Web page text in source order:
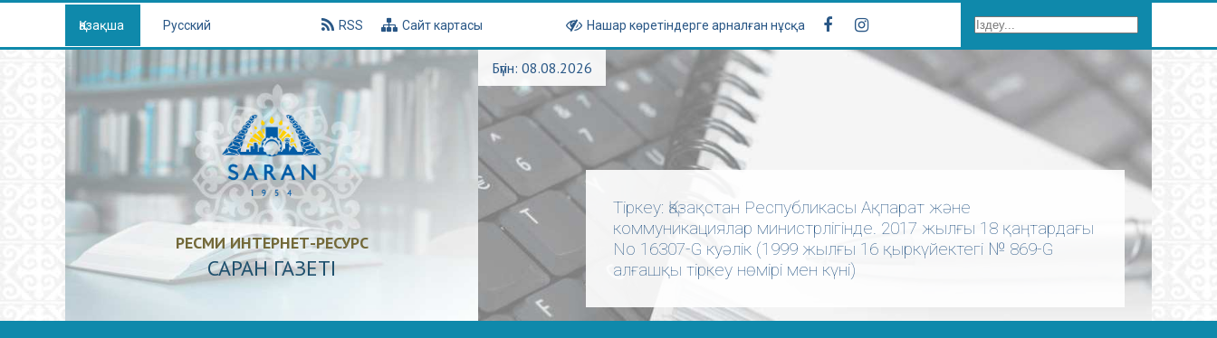
Қазақша Русский RSS Сайт картасы Нашар көретіндерге арналған нұсқа
РЕСМИ ИНТЕРНЕТ-РЕСУРС
САРАН ГАЗЕТI
Бүгін: 08.08.2026
Тіркеу: Қазақстан Республикасы Ақпарат және
коммуникациялар министрлігінде. 2017 жылғы 18 қаңтардағы
No 16307-G куәлік (1999 жылғы 16 қыркүйектегі № 869-G
алғашқы тіркеу нөмірі мен күні)